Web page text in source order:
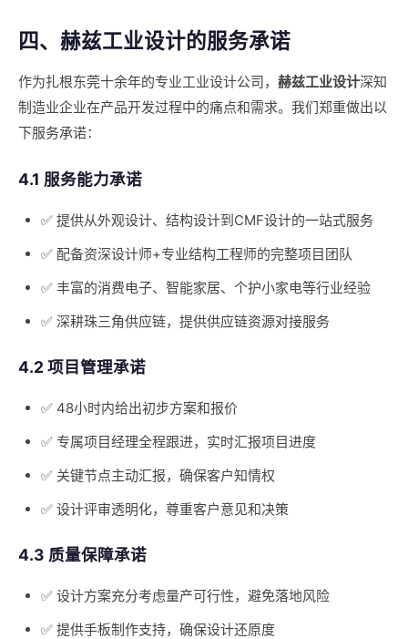
四、赫兹工业设计的服务承诺
作为扎根东莞十余年的专业工业设计公司， 赫兹工业设计深知
制造业企业在产品开发过程中的痛点和需求。我们郑重做出以
下服务承诺：
4.1 服务能力承诺
✅ 提供从外观设计、结构设计到CMF设计的一站式服务
✅ 配备资深设计师+专业结构工程师的完整项目团队
✅ 丰富的消费电子、智能家居、个护小家电等行业经验
✅ 深耕珠三角供应链，提供供应链资源对接服务
4.2 项目管理承诺
✅ 48小时内给出初步方案和报价
✅ 专属项目经理全程跟进，实时汇报项目进度
✅ 关键节点主动汇报，确保客户知情权
✅ 设计评审透明化，尊重客户意见和决策
4.3 质量保障承诺
✅ 设计方案充分考虑量产可行性，避免落地风险
✅ 提供手板制作支持，确保设计还原度